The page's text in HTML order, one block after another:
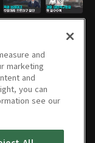
선 • 2분
8/5 JTBC
• 2분
8/5 연합
TV • 3분
and
marketing
and
you can
see our